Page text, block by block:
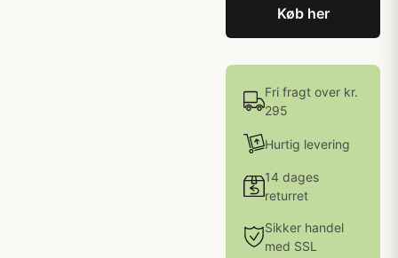
Køb her
Fri fragt over kr.
295
Hurtig levering
14 dages
returret
Sikker handel
med SSL